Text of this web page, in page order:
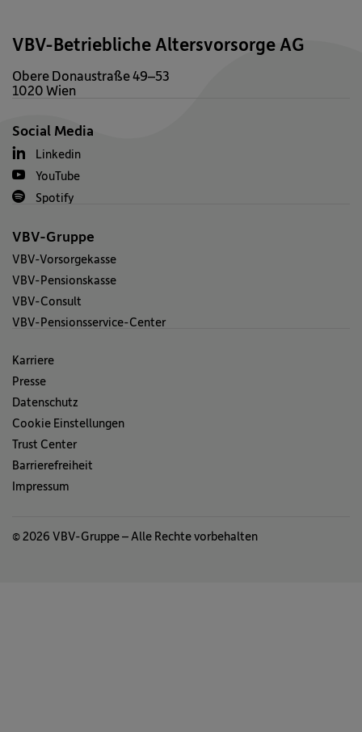
VBV-Betriebliche Altersvorsorge AG
Obere Donaustraße 49–53
1020 Wien
Social Media
Linkedin
YouTube
Spotify
VBV-Gruppe
VBV-Vorsorgekasse
VBV-Pensionskasse
VBV-Consult
VBV-Pensionsservice-Center
Karriere
Presse
Datenschutz
Cookie Einstellungen
Trust Center
Barrierefreiheit
Impressum
© 2026 VBV-Gruppe – Alle Rechte vorbehalten